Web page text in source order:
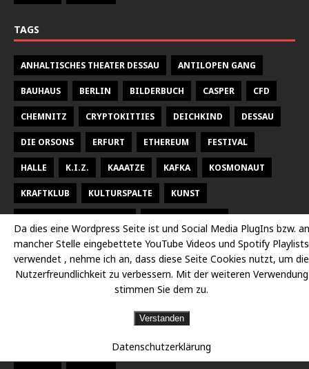
TAGS
ANHALTISCHES THEATER DESSAU ANTILOPEN GANG
BAUHAUS BERLIN BILDERBUCH CASPER CFD
CHEMNITZ CRYPTOKITTIES DEICHKIND DESSAU
DIE ORSONS ERFURT ETHEREUM FESTIVAL
HALLE K.I.Z. KAAATZE KAFKA KOSMONAUT
KRAFTKLUB KULTURSPALTE KUNST
LARSEN SECHERT LEIPZIG MALEREI MARTERIA
MILKY CHANCE NEUES THEATER HALLE OPER
PETER FOX RADISSON DESSAU
SEEED
STAATSKAPELLE HALLE THEATER THEATER CHEMNITZ
Da dies eine Wordpress Seite ist und Social Media PlugIns bzw. an
mancher Stelle eingebettete YouTube Videos und Spotify Playlists
verwendet , nehme ich an, dass diese Seite Cookies nutzt, um die
Nutzerfreundlichkeit zu verbessern. Mit der weiteren Verwendung
stimmen Sie dem zu.
Verstanden
Datenschutzerklärung